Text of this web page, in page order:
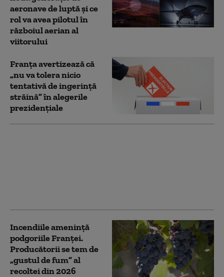
aeronave de luptă și ce
rol va avea pilotul în
războiul aerian al
viitorului
Franţa avertizează că
„nu va tolera nicio
tentativă de ingerinţă
străină” în alegerile
prezidenţiale
Incendiile amenință
podgoriile Franței.
Producătorii se tem de
„gustul de fum” al
recoltei din 2026